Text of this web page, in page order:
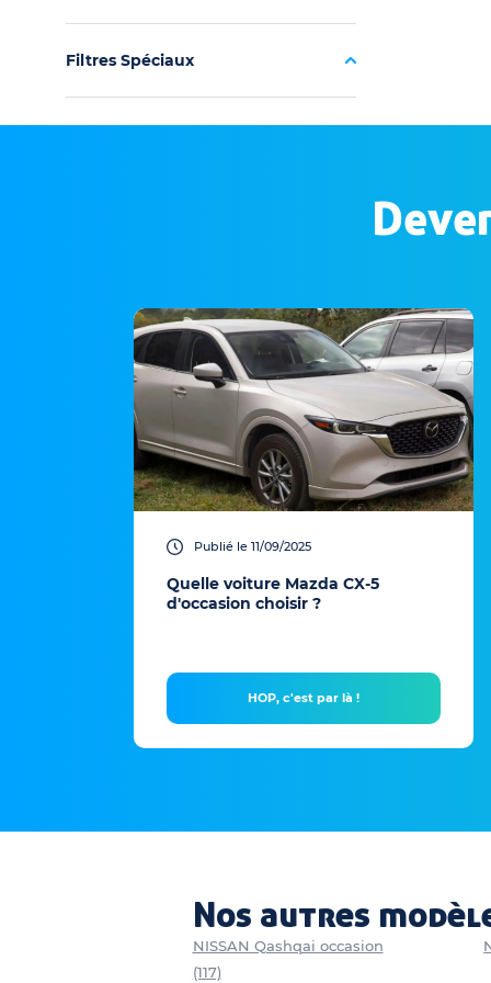
Filtres Spéciaux
Publié le 11/09/2025
Quelle voiture Mazda CX-5
d'occasion choisir ?
HOP, c'est par là !
Nos autres
NISSAN Qashqai occasion
(117)